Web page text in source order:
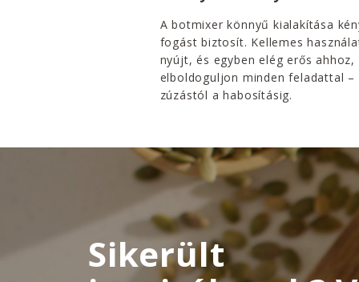
A botmixer könnyű kialakítása
fogást biztosít. Kellemes
nyújt, és egyben elég erős ahhoz,
elboldoguljon minden feladattal –
zúzástól a habosításig.
Sikerült